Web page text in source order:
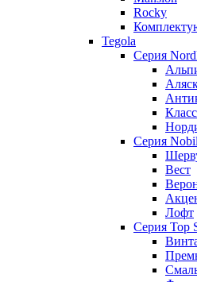
Rocky
Tegola
Серия
Серия
Вест
Лофт
Серия Top